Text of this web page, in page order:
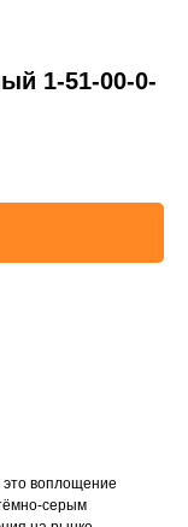
1-51-00-0-
это воплощение
серым